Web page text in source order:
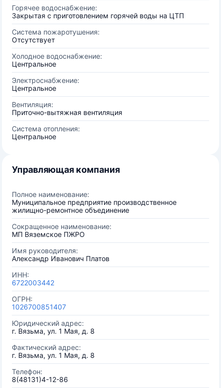
Горячее водоснабжение:
Закрытая с приготовлением горячей воды на ЦТП
Система пожаротушения:
Отсутствует
Холодное водоснабжение:
Центральное
Электроснабжение:
Центральное
Вентиляция:
Приточно-вытяжная вентиляция
Система отопления:
Центральное
Управляющая компания
Полное наименование:
Муниципальное предприятие производственное
жилищно-ремонтное объединение
Сокращенное наименование:
МП Вяземское ПЖРО
Имя руководителя:
Александр Иванович Платов
ИНН:
6722003442
ОГРН:
1026700851407
Юридический адрес:
г. Вязьма, ул. 1 Мая, д. 8
Фактический адрес:
г. Вязьма, ул. 1 Мая, д. 8
Телефон:
8(48131)4-12-86